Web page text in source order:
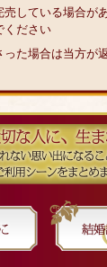
している場合が
ください
た場合は当方が